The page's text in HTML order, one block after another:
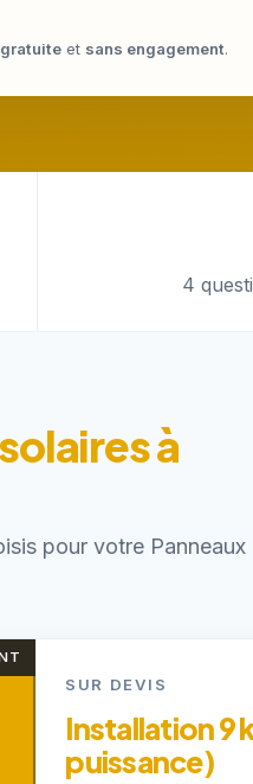
gratuite et sans engagement.
4
à
pour votre Panneaux
SUR DEVIS
Installation 9
puissance)